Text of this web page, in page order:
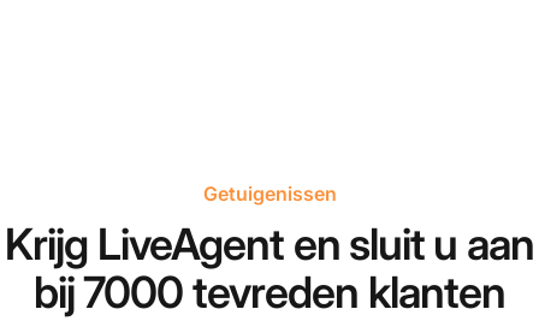
Getuigenissen
Krijg LiveAgent en sluit u aan
bij 7000 tevreden klanten